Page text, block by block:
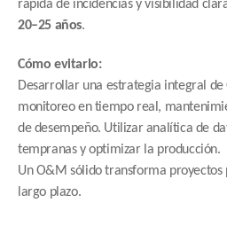
20–25 años.
Cómo evitarlo:
Desarrollar una estrategia integral
monitoreo en tiempo real,
de desempeño. Utilizar analítica de
tempranas y optimizar la producción.
Un O&M sólido transforma proyectos
largo plazo.